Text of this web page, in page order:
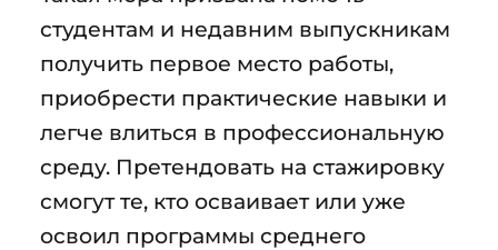
студентам и недавним выпускникам
получить первое место работы,
приобрести практические навыки и
легче влиться в профессиональную
среду. Претендовать на стажировку
смогут те, кто осваивает или уже
освоил программы среднего